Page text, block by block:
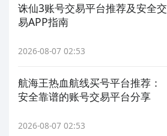
诛仙3账号交易平台推荐及安全交
易APP指南
2026-08-07 02:53
航海王热血航线买号平台推荐：
安全靠谱的账号交易平台分享
2026-08-07 02:53